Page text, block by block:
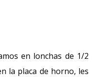
en lonchas de 1/2
la placa de horno, les